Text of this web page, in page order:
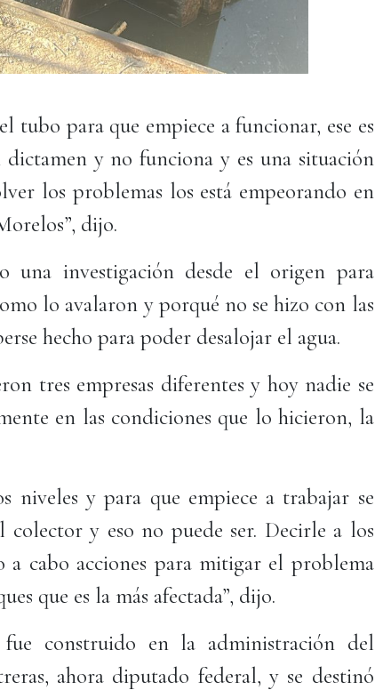
tubo para que empiece a funcionar, ese es
y no funciona y es una situación
los problemas los está empeorando en
dijo.
una investigación desde el origen para
lo avalaron y porqué no se hizo con las
hecho para poder desalojar el agua.
tres empresas diferentes y hoy nadie se
en las condiciones que lo hicieron, la
niveles y para que empiece a trabajar se
y eso no puede ser. Decirle a los
a cabo acciones para mitigar el problema
que es la más afectada”, dijo.
construido en la administración del
ahora diputado federal, y se destinó